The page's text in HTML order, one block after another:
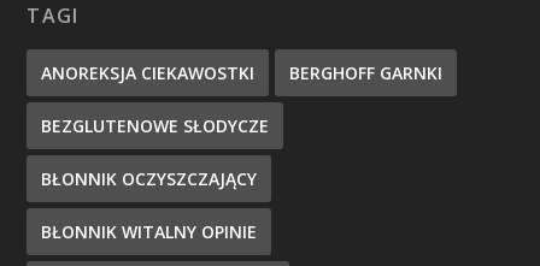
TAGI
ANOREKSJA CIEKAWOSTKI BERGHOFF GARNKI
BEZGLUTENOWE SŁODYCZE
BŁONNIK OCZYSZCZAJĄCY
BŁONNIK WITALNY OPINIE